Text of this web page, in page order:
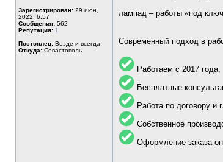
Зарегистрирован: 29 июн,
2022, 6:57
Сообщения: 562
Репутация: 1
Постоялец: Везде и всегда
Откуда: Севастополь
лампад – работы «под
Современный подход в
Работаем с 2017 года;
Бесплатные
Работа по договору и
Собственное
Оформление заказа